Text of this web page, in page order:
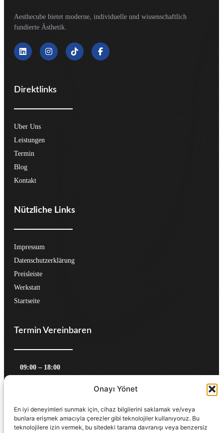
Onayı Yönet
En iyi deneyimleri sunmak için, cihaz bilgilerini saklamak ve/veya
bunlara erişmek amacıyla çerezler gibi teknolojiler kullanıyoruz. Bu
teknolojilere izin vermek, bu sitedeki tarama davranışı veya benzersiz
Aesthecube bietet moderne, individuelle und wissenschaftlich
fundierte Ästhetik.
Direktlinks
Uber Uns
Leistungen
Termin
Blog
Kontakt
Nützliche Links
Impressum
Datenschutzerklärung
Preisleiste
Werkstatt
Startseite
Termin Vereinbaren
09:00 – 18:00
Montag, Mittwoch, Freitag
Variabel Zeiten
Samstag